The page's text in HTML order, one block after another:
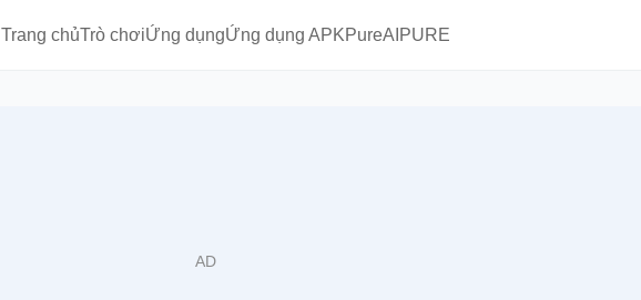
Trang chủTrò chơiỨng dụngỨng dụng APKPureAIPURE